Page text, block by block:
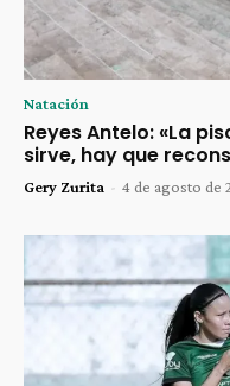
Natación
Reyes Antelo: «La
sirve, hay que
Gery Zurita - 4 de agosto de